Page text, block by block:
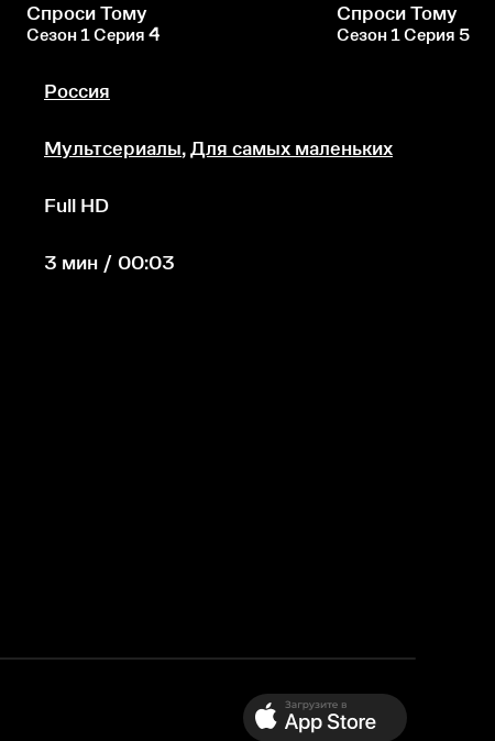
Спроси Тому
Сезон 1 Серия 4
Спроси Тому
Сезон 1 Серия 5
Россия
Мультсериалы, Для самых маленьких
Full HD
3 мин / 00:03